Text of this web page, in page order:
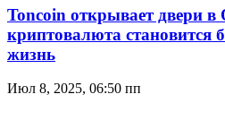
Toncoin открывает двери
криптовалюта становится
жизнь
Июл 8, 2025, 06:50 пп